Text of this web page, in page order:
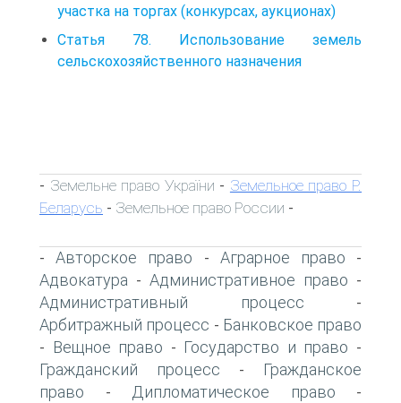
участка на торгах (конкурсах, аукционах)
Статья 78. Использование земель
сельскохозяйственного назначения
- Земельне право України - Земельное право Р.
Беларусь - Земельное право России -
-Авторское право - Аграрное право -
Адвокатура - Административное право -
Административный процесс -
Арбитражный процесс - Банковское право
- Вещное право - Государство и право -
Гражданский процесс -
Гражданское
право - Дипломатическое право -